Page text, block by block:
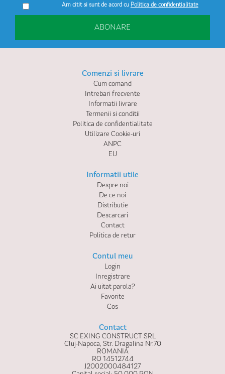
Am citit si sunt de acord cu Politica de confidentialitate
ABONARE
Comenzi si livrare
Cum comand
Intrebari frecvente
Informatii livrare
Termenii si conditii
Politica de confidentialitate
Utilizare Cookie-uri
ANPC
EU
Informatii utile
Despre noi
De ce noi
Distributie
Descarcari
Contact
Politica de retur
Contul meu
Login
Inregistrare
Ai uitat parola?
Favorite
Cos
Contact
SC EXING CONSTRUCT SRL
Cluj-Napoca, Str. Dragalina Nr.70
ROMANIA
RO 14512744
J2002000484127